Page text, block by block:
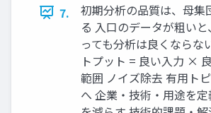
7.
初期分析の品質は、母集
る 入口のデータが粗い
っても分析は良くならな
トプット = 良い入力 ×
範囲 ノイズ除去 有用ト
へ 企業・技術・用途を